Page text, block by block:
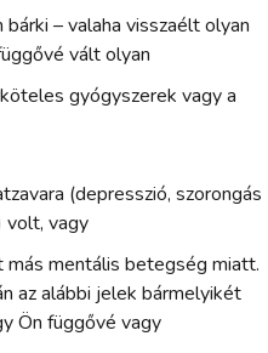
bárki – valaha visszaélt olyan
vált olyan
gyógyszerek vagy a
(depresszió, szorongás
volt, vagy
más mentális betegség miatt.
az alábbi jelek bármelyikét
Ön függővé vagy